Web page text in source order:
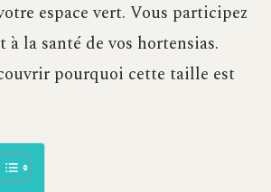
espace vert. Vous participez
à la santé de vos hortensias.
pourquoi cette taille est